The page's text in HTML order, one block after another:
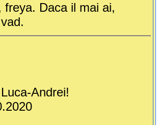
freya. Daca il mai ai,
Andrei!